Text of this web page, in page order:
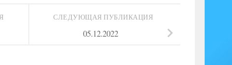
СЛЕДУЮЩАЯ ПУБЛИКАЦИЯ
05.12.2022